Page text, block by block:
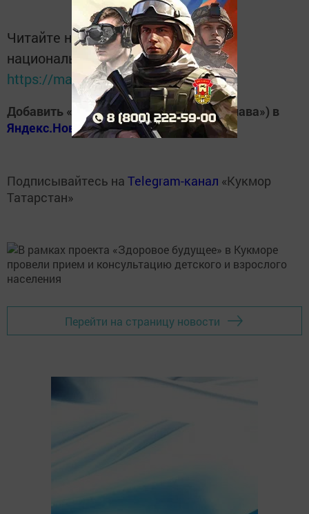
Читайте новости Татарстана в
национальном мессенджере MАХ:
https://max.ru/tatmedia
Добавить «Хезмэт даны» («Трудовая слава») в
Яндекс.Новости
Подписывайтесь на Telegram-канал «Кукмор
Татарстан»
Перейти на страницу новости